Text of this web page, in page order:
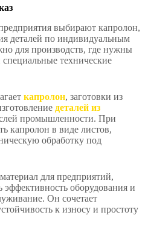
выбирают капролон,
деталей по индивидуальным
для производств, где нужны
технические
капролон, заготовки из
деталей из
промышленности. При
капролон в виде листов,
обработку под
для предприятий,
эффективность оборудования и
Он сочетает
к износу и простоту